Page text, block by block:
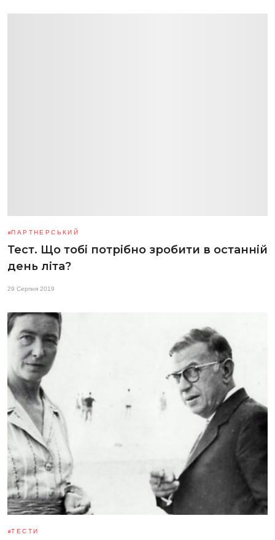
ПАРТНЕРСЬКИЙ
Тест. Що тобі потрібно зробити в останній
день літа?
29 Серпня 2019
ТЕСТИ